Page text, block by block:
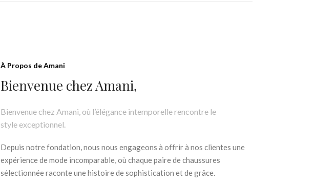
À Propos de Amani
Bienvenue chez Amani,
Bienvenue chez Amani, où l’élégance intemporelle rencontre le
style exceptionnel.
Depuis notre fondation, nous nous engageons à offrir à nos clientes une
expérience de mode incomparable, où chaque paire de chaussures
sélectionnée raconte une histoire de sophistication et de grâce.